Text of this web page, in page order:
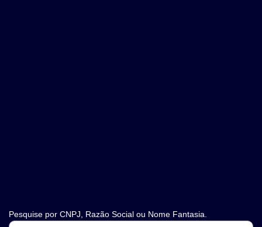
Pesquise por CNPJ, Razão Social ou Nome Fantasia.